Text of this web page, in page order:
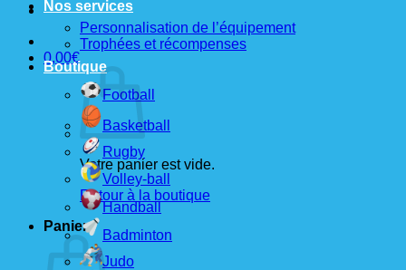
0,00€
Votre panier est vide.
Retour à la boutique
Panier
Nos services
Personnalisation de l’équipement
Trophées et récompenses
Boutique
Football
Basketball
Rugby
Volley-ball
Handball
Badminton
Judo